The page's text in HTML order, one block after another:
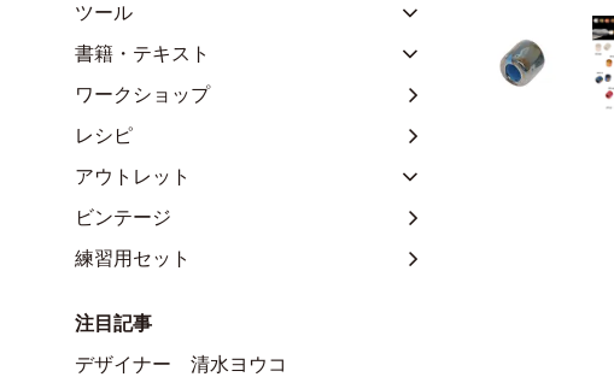
ツール
書籍・テキスト
ワークショップ
レシピ
アウトレット
ビンテージ
練習用セット
注目記事
デザイナー 清水ヨウコ